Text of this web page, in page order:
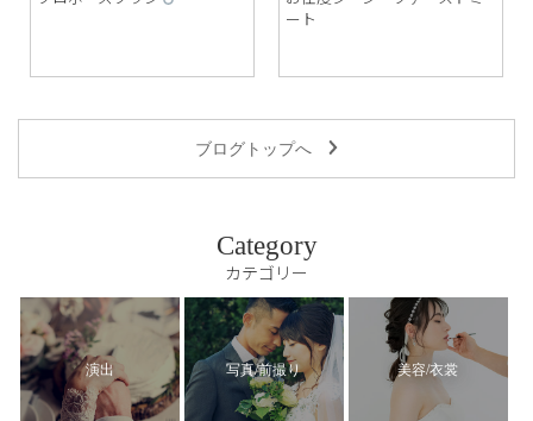
ート
ブログトップへ
Category
カテゴリー
演出 写真/前撮り 美容/衣裳